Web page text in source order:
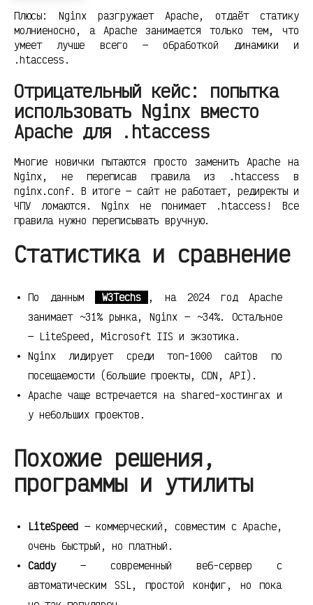
Плюсы: Nginx разгружает Apache, отдаёт статику
молниеносно, а Apache занимается только тем, что
умеет лучше всего — обработкой динамики и
.htaccess.
Отрицательный кейс: попытка
использовать Nginx вместо
Apache для .htaccess
Многие новички пытаются просто заменить Apache на
Nginx, не переписав правила из .htaccess в
nginx.conf. В итоге — сайт не работает, редиректы и
ЧПУ ломаются. Nginx не понимает .htaccess! Все
правила нужно переписывать вручную.
Статистика и сравнение
По данным W3Techs
, на 2024 год Apache
занимает ~31% рынка, Nginx — ~34%. Остальное
— LiteSpeed, Microsoft IIS и экзотика.
Nginx лидирует среди топ-1000 сайтов по
посещаемости (большие проекты, CDN, API).
Apache чаще встречается на shared-хостингах и
у небольших проектов.
Похожие решения,
программы и утилиты
LiteSpeed — коммерческий, совместим с Apache,
очень быстрый, но платный.
Caddy— современный веб-сервер с
автоматическим SSL, простой конфиг, но пока